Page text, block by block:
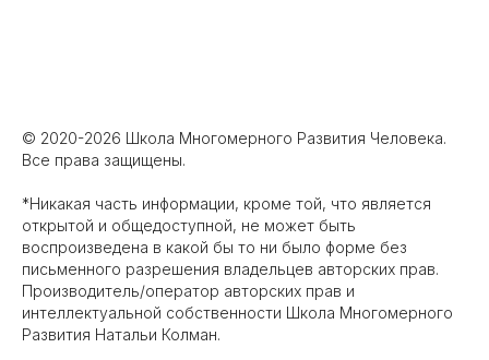
© 2020-2026 Школа Многомерного Развития Человека.
Все права защищены.
*Никакая часть информации, кроме той, что является
открытой и общедоступной, не может быть
воспроизведена в какой‌ бы то ни было форме без
письменного разрешения владельцев авторских прав.
Производитель/оператор авторских прав и
интеллектуальной собственности Школа Многомерного
Развития Натальи Колман.